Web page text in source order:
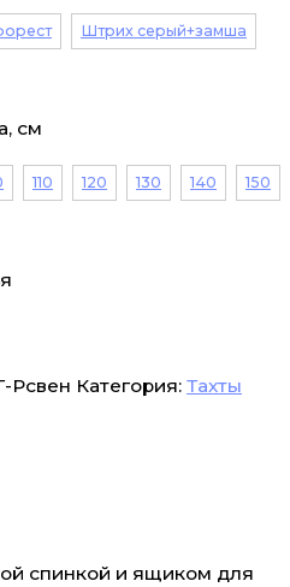
Штрих серый+замша
см
110 120 130 140 150
Рсвен Категория: Тахты
спинкой и ящиком для